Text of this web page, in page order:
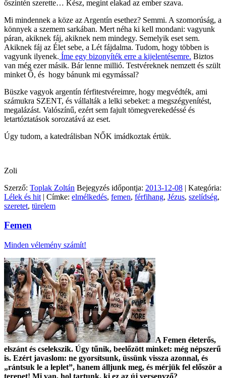
őszintén szerette… Kész, megint elakad az ember szava.
Mi mindennek a köze az Argentín esethez? Semmi. A szomorúság, a
könnyek a szemem sarkában. Mert néha ki kell mondani: vagyunk
páran, akiknek fáj, akiknek nem mindegy. Semelyik eset sem.
Akiknek fáj az Élet sebe, a Lét fájdalma. Tudom, hogy többen is
vagyunk ilyenek. Íme egy bizonyíték erre a kijelentésemre. Biztos
van még ezer másik. Bár lenne millió. Testvéreknek nemzett és szült
minket Ő, és hogy bánunk mi egymással?
Büszke vagyok argentín férfitestvéreimre, hogy megvédték, ami
számukra SZENT, és vállalták a lelki sebeket: a megszégyenítést,
megalázást. Valószínű, ezért sem fajult tömegverekedéssé és
letartóztatások sorozatává az eset.
Úgy tudom, a katedrálisban NŐK imádkoztak értük.
Zoli
Szerző: Toplak Zoltán Bejegyzés időpontja: 2013-12-08 | Kategória:
Lélek és hit | Címke: elmélkedés, femen, férfihang, Jézus, szelídség,
szeretet, türelem
Femen
Minden vélemény számít!
A Femen életerős,
elszánt és cselekszik. Úgy tűnik, beelőzött minket: még népszerű
is. Ezért javaslom: ne gyorsítsunk, üssünk vissza azonnal, és
„rántsuk le a leplet”, hanem álljunk meg, és mérjük fel először a